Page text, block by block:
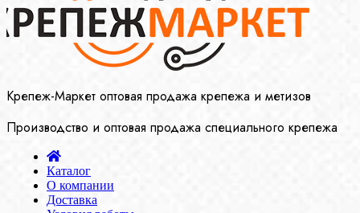
Крепеж-Маркет оптовая продажа крепежа и метизов
Производство и оптовая продажа специального крепежа
Каталог
О компании
Доставка